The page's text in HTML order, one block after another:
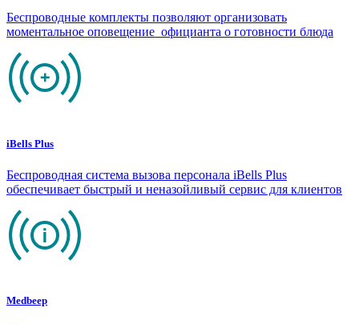
Беспроводные комплекты позволяют организовать
моментальное оповещение официанта о готовности блюда
iBells Plus
Беспроводная система вызова персонала iBells Plus
обеспечивает быстрый и неназойливый сервис для клиентов
Medbeep